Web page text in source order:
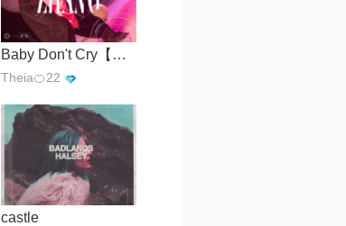
Baby Don't Cry【晓宇H】
Theia🍊22
castle